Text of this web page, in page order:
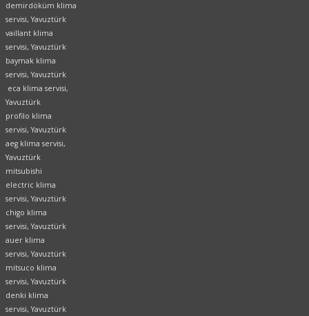
demirdöküm klima
servisi, Yavuztürk
vaillant klima
servisi, Yavuztürk
baymak klima
servisi, Yavuztürk
eca klima servisi,
Yavuztürk
profilo klima
servisi, Yavuztürk
aeg klima servisi,
Yavuztürk
mitsubishi
electric klima
servisi, Yavuztürk
chigo klima
servisi, Yavuztürk
auer klima
servisi, Yavuztürk
mitsuco klima
servisi, Yavuztürk
denki klima
servisi, Yavuztürk